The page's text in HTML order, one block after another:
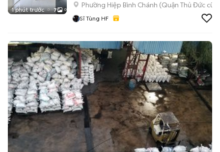
1 phút trước 7
Phường Hiệp Bình Chánh (Quận Thủ Đức cũ)
Sĩ Tùng HF